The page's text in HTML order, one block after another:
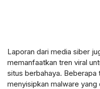
Laporan dari media siber
memanfaatkan tren viral
situs berbahaya.
menyisipkan malware